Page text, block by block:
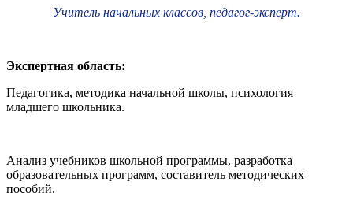
Учитель начальных классов, педагог-эксперт.
Экспертная область:
Педагогика, методика начальной школы, психология
младшего школьника.
Анализ учебников школьной программы, разработка
образовательных программ, составитель методических
пособий.